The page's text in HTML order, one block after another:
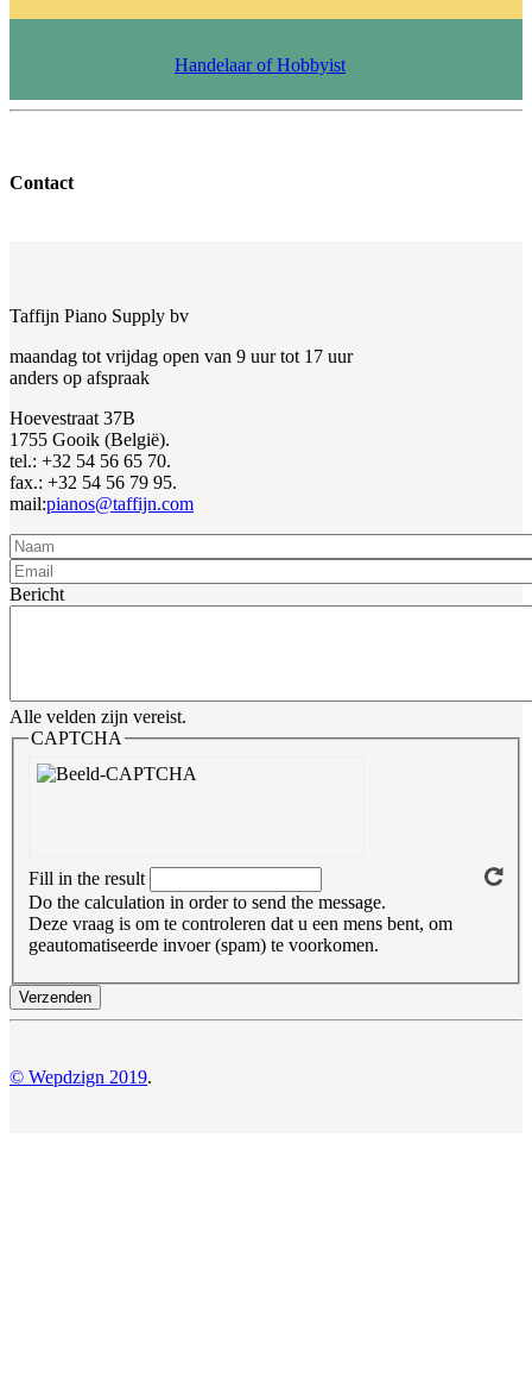
Handelaar of Hobbyist
Contact
Taffijn Piano Supply bv
maandag tot vrijdag open van 9 uur tot 17 uur
anders op afspraak
Hoevestraat 37B
1755 Gooik (België).
tel.: +32 54 56 65 70.
fax.: +32 54 56 79 95.
mail:pianos@taffijn.com
Naam
Email
Bericht
Alle velden zijn vereist.
CAPTCHA
Fill in the result
Do the calculation in order to send the message.
Deze vraag is om te controleren dat u een mens bent, om
geautomatiseerde invoer (spam) te voorkomen.
© Wepdzign 2019.